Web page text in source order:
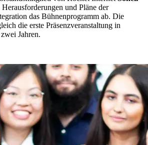
und Pläne der
das Bühnenprogramm ab. Die
die erste Präsenzveranstaltung in
Jahren.